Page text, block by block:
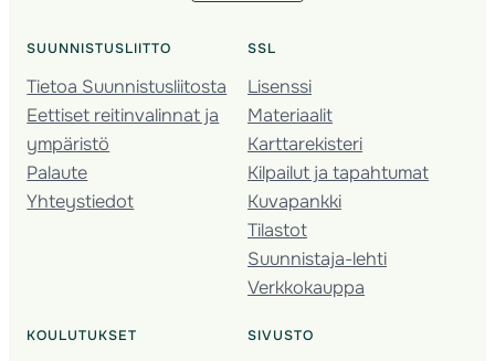
SUUNNISTUSLIITTO
Tietoa Suunnistusliitosta
Eettiset reitinvalinnat ja
ympäristö
Palaute
Yhteystiedot
SSL
Lisenssi
Materiaalit
Karttarekisteri
Kilpailut ja tapahtumat
Kuvapankki
Tilastot
Suunnistaja-lehti
Verkkokauppa
KOULUTUKSET SIVUSTO